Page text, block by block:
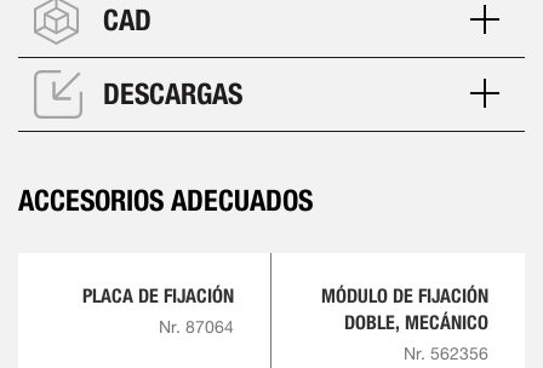
CAD
DESCARGAS
ACCESORIOS ADECUADOS
PLACA DE FIJACIÓN
Nr. 87064
MÓDULO DE FIJACIÓN
DOBLE, MECÁNICO
Nr. 562356